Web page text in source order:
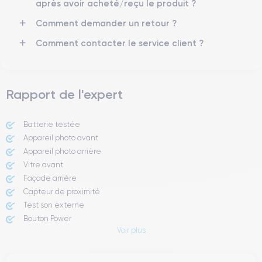
Réseau mobile
Débloqué
smartphone, consulter lafiche technique de l'iPhone 11.
après avoir acheté/reçu le produit ?
Comment demander un retour ?
Comment contacter le service client ?
Rapport de l'expert
Batterie testée
Appareil photo avant
Appareil photo arrière ​
Vitre avant ​
Façade arrière
Capteur de proximité
Test son externe
Bouton Power
Voir plus